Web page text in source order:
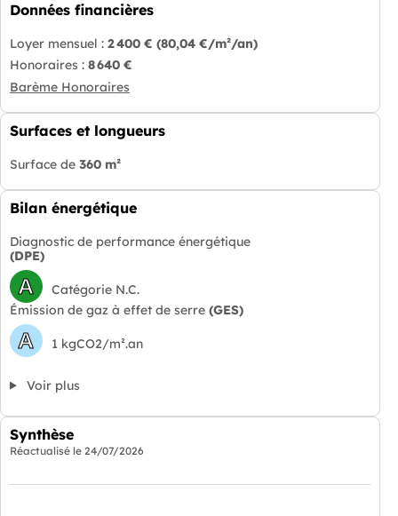
Données financières
Loyer mensuel : 2 400 € (80,04 €/m²/an)
Honoraires : 8 640 €
Barème Honoraires
Surfaces et longueurs
Surface de 360 m²
Bilan énergétique
Diagnostic de performance énergétique
(DPE)
A
Catégorie N.C.
Émission de gaz à effet de serre (GES)
A 1 kgCO2/m².an
Voir plus
Synthèse
Réactualisé le 24/07/2026